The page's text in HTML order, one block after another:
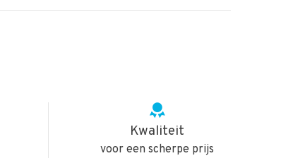
Kwaliteit
voor een scherpe prijs